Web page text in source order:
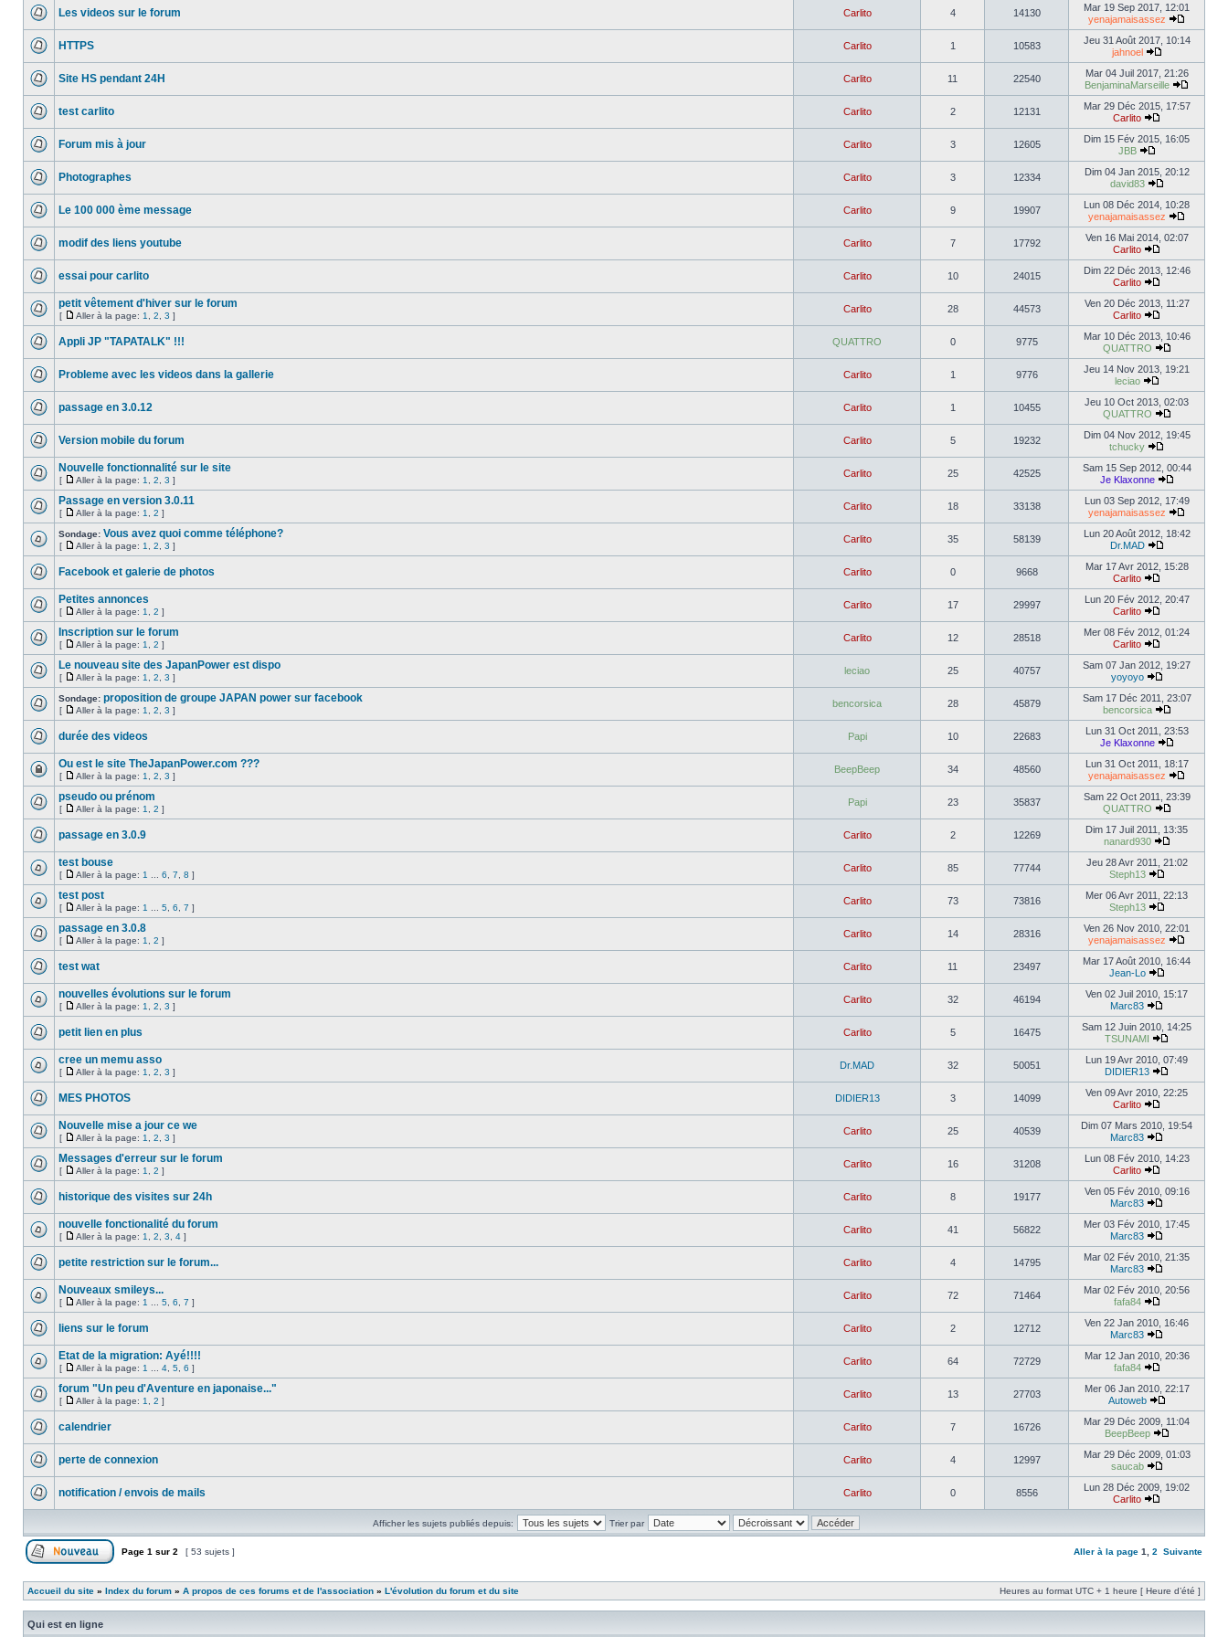
Les videos sur le forum Carlito 4 14130
Mar 19 Sep 2017, 12:01
yenajamaisassez
HTTPS Carlito 1 10583
Jeu 31 Août 2017, 10:14
jahnoel
Site HS pendant 24H Carlito 11 22540
Mar 04 Juil 2017, 21:26
BenjaminaMarseille
test carlito Carlito 2 12131
Mar 29 Déc 2015, 17:57
Carlito
Forum mis à jour Carlito 3 12605
Dim 15 Fév 2015, 16:05
JBB
Photographes Carlito 3 12334
Dim 04 Jan 2015, 20:12
david83
Le 100 000 ème message Carlito 9 19907
Lun 08 Déc 2014, 10:28
yenajamaisassez
modif des liens youtube Carlito 7 17792
Ven 16 Mai 2014, 02:07
Carlito
essai pour carlito Carlito 10 24015
Dim 22 Déc 2013, 12:46
Carlito
petit vêtement d'hiver sur le forum
[ Aller à la page: 1 2 3 ]
Carlito 28 44573
Ven 20 Déc 2013, 11:27
Carlito
Appli JP "TAPATALK" !!! QUATTRO 0 9775
Mar 10 Déc 2013, 10:46
QUATTRO
Probleme avec les videos dans la gallerie Carlito 1 9776
Jeu 14 Nov 2013, 19:21
leciao
passage en 3.0.12 Carlito 1 10455
Jeu 10 Oct 2013, 02:03
QUATTRO
Version mobile du forum Carlito 5 19232
Dim 04 Nov 2012, 19:45
tchucky
Nouvelle fonctionnalité sur le site
[ Aller à la page: 1 2 3 ]
Carlito 25 42525
Sam 15 Sep 2012, 00:44
Je Klaxonne
Passage en version 3.0.11
[ Aller à la page: 1 2 ]
Carlito 18 33138
Lun 03 Sep 2012, 17:49
yenajamaisassez
Sondage: Vous avez quoi comme téléphone?
[ Aller à la page: 1 2 3 ]
Carlito 35 58139
Lun 20 Août 2012, 18:42
Dr.MAD
Facebook et galerie de photos Carlito 0 9668
Mar 17 Avr 2012, 15:28
Carlito
Petites annonces
[ Aller à la page: 1 2 ]
Carlito 17 29997
Lun 20 Fév 2012, 20:47
Carlito
Inscription sur le forum
[ Aller à la page: 1 2 ]
Carlito 12 28518
Mer 08 Fév 2012, 01:24
Carlito
Le nouveau site des JapanPower est dispo
[ Aller à la page: 1 2 3 ]
leciao 25 40757
Sam 07 Jan 2012, 19:27
yoyoyo
Sondage: proposition de groupe JAPAN power sur facebook
[ Aller à la page: 1 2 3 ]
bencorsica 28 45879
Sam 17 Déc 2011, 23:07
bencorsica
durée des videos Papi 10 22683
Lun 31 Oct 2011, 23:53
Je Klaxonne
Ou est le site TheJapanPower.com ???
[ Aller à la page: 1 2 3 ]
BeepBeep 34 48560
Lun 31 Oct 2011, 18:17
yenajamaisassez
pseudo ou prénom
[ Aller à la page: 1 2 ]
Papi 23 35837
Sam 22 Oct 2011, 23:39
QUATTRO
passage en 3.0.9 Carlito 2 12269
Dim 17 Juil 2011, 13:35
nanard930
test bouse
[ Aller à la page: 1 6 7 8 ]
Carlito 85 77744
Jeu 28 Avr 2011, 21:02
Steph13
test post
[ Aller à la page: 1 5 6 7 ]
Carlito 73 73816
Mer 06 Avr 2011, 22:13
Steph13
passage en 3.0.8
[ Aller à la page: 1 2 ]
Carlito 14 28316
Ven 26 Nov 2010, 22:01
yenajamaisassez
test wat Carlito 11 23497
Mar 17 Août 2010, 16:44
Jean-Lo
nouvelles évolutions sur le forum
[ Aller à la page: 1 2 3 ]
Carlito 32 46194
Ven 02 Juil 2010, 15:17
Marc83
petit lien en plus Carlito 5 16475
Sam 12 Juin 2010, 14:25
TSUNAMI
cree un memu asso
[ Aller à la page: 1 2 3 ]
Dr.MAD 32 50051
Lun 19 Avr 2010, 07:49
DIDIER13
MES PHOTOS DIDIER13 3 14099
Ven 09 Avr 2010, 22:25
Carlito
Nouvelle mise a jour ce we
[ Aller à la page: 1 2 3 ]
Carlito 25 40539
Dim 07 Mars 2010, 19:54
Marc83
Messages d'erreur sur le forum
[ Aller à la page: 1 2 ]
Carlito 16 31208
Lun 08 Fév 2010, 14:23
Carlito
historique des visites sur 24h Carlito 8 19177
Ven 05 Fév 2010, 09:16
Marc83
nouvelle fonctionalité du forum
[ Aller à la page: 1 2 3 4 ]
Carlito 41 56822
Mer 03 Fév 2010, 17:45
Marc83
petite restriction sur le forum... Carlito 4 14795
Mar 02 Fév 2010, 21:35
Marc83
Nouveaux smileys...
[ Aller à la page: 1 5 6 7 ]
Carlito 72 71464
Mar 02 Fév 2010, 20:56
fafa84
liens sur le forum Carlito 2 12712
Ven 22 Jan 2010, 16:46
Marc83
Etat de la migration: Ayé!!!!
[ Aller à la page: 1 4 5 6 ]
Carlito 64 72729
Mar 12 Jan 2010, 20:36
fafa84
forum "Un peu d'Aventure en japonaise..."
[ Aller à la page: 1 2 ]
Carlito 13 27703
Mer 06 Jan 2010, 22:17
Autoweb
calendrier Carlito 7 16726
Mar 29 Déc 2009, 11:04
BeepBeep
perte de connexion Carlito 4 12997
Mar 29 Déc 2009, 01:03
saucab
notification / envois de mails Carlito 0 8556
Lun 28 Déc 2009, 19:02
Carlito
Afficher les sujets publiés depuis: Trier par
Page 1 sur 2 [ 53 sujets ] Aller à la page 1 2 Suivante
Accueil du site » Index du forum » A propos de ces forums et de l'association » L'évolution du forum et du site Heures au format UTC + 1 heure [ Heure d’été ]
Qui est en ligne